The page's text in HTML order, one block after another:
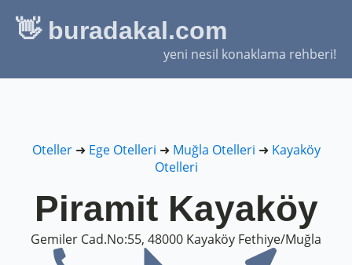
👋 buradakal.com
yeni nesil konaklama rehberi!
Oteller➜ Ege Otelleri ➜ Muğla Otelleri ➜ Kayaköy
Otelleri
Piramit Kayaköy
Gemiler Cad.No:55, 48000 Kayaköy Fethiye/Muğla